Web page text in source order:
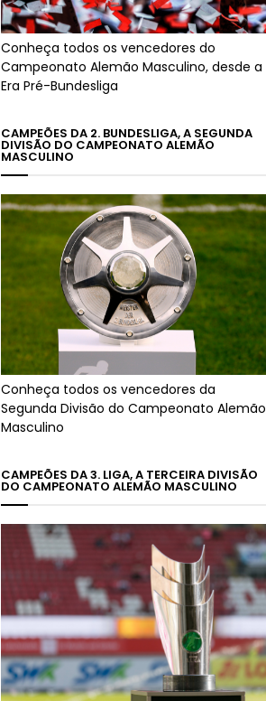
Conheça todos os vencedores do
Campeonato Alemão Masculino, desde a
Era Pré-Bundesliga
CAMPEÕES DA 2. BUNDESLIGA, A SEGUNDA
DIVISÃO DO CAMPEONATO ALEMÃO
MASCULINO
Conheça todos os vencedores da
Segunda Divisão do Campeonato Alemão
Masculino
CAMPEÕES DA 3. LIGA, A TERCEIRA DIVISÃO
DO CAMPEONATO ALEMÃO MASCULINO